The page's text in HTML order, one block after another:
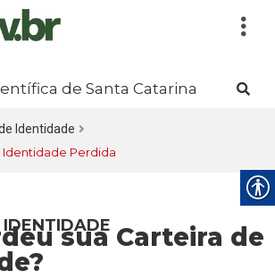
de Santa Catarina
Identidade
Perdida
sua Carteira de